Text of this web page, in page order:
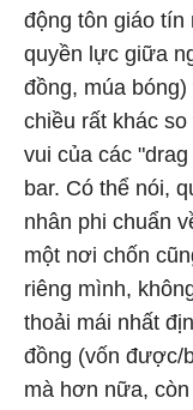
động tôn giáo
quyền lực giữa
đồng, múa
chiều rất khác
vui của các
bar. Có thể nói,
nhân phi chuẩn
một nơi chốn
riêng mình,
thoải mái nhất
đồng (vốn được/
mà hơn nữa,